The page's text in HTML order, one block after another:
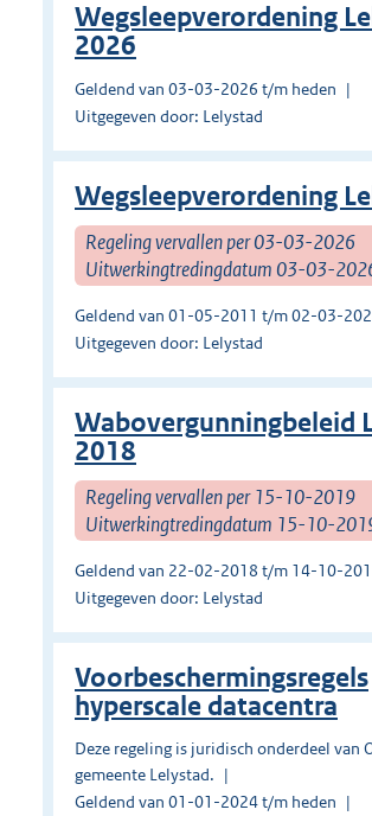
Wegsleepverordening
2026
Geldend van 03-03-2026 t/m heden
Uitgegeven door: Lelystad
Wegsleepverordening
Regeling vervallen per 03-03-2026
Uitwerkingtredingdatum 03-03-
Geldend van 01-05-2011 t/m 02-03-
Uitgegeven door: Lelystad
Wabovergunningbeleid
2018
Regeling vervallen per 15-10-2019
Uitwerkingtredingdatum 15-10-
Geldend van 22-02-2018 t/m 14-10-
Uitgegeven door: Lelystad
Voorbeschermingsregels
hyperscale datacentra
Deze regeling is juridisch onderdeel van
gemeente Lelystad.
Geldend van 01-01-2024 t/m heden